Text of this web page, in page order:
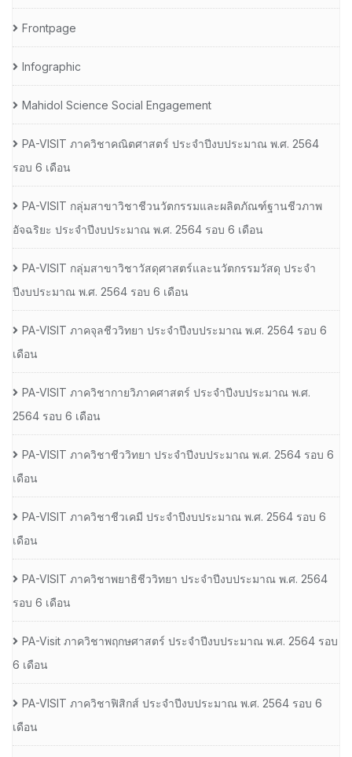
Frontpage
Infographic
Mahidol Science Social Engagement
PA-VISIT ภาควิชาคณิตศาสตร์ ประจำปีงบประมาณ พ.ศ. 2564
รอบ 6 เดือน
PA-VISIT กลุ่มสาขาวิชาชีวนวัตกรรมและผลิตภัณฑ์ฐานชีวภาพ
อัจฉริยะ ประจำปีงบประมาณ พ.ศ. 2564 รอบ 6 เดือน
PA-VISIT กลุ่มสาขาวิชาวัสดุศาสตร์และนวัตกรรมวัสดุ ประจำ
ปีงบประมาณ พ.ศ. 2564 รอบ 6 เดือน
PA-VISIT ภาคจุลชีววิทยา ประจำปีงบประมาณ พ.ศ. 2564 รอบ 6
เดือน
PA-VISIT ภาควิชากายวิภาคศาสตร์ ประจำปีงบประมาณ พ.ศ.
2564 รอบ 6 เดือน
PA-VISIT ภาควิชาชีววิทยา ประจำปีงบประมาณ พ.ศ. 2564 รอบ 6
เดือน
PA-VISIT ภาควิชาชีวเคมี ประจำปีงบประมาณ พ.ศ. 2564 รอบ 6
เดือน
PA-VISIT ภาควิชาพยาธิชีววิทยา ประจำปีงบประมาณ พ.ศ. 2564
รอบ 6 เดือน
PA-Visit ภาควิชาพฤกษศาสตร์ ประจำปีงบประมาณ พ.ศ. 2564 รอบ
6 เดือน
PA-VISIT ภาควิชาฟิสิกส์ ประจำปีงบประมาณ พ.ศ. 2564 รอบ 6
เดือน